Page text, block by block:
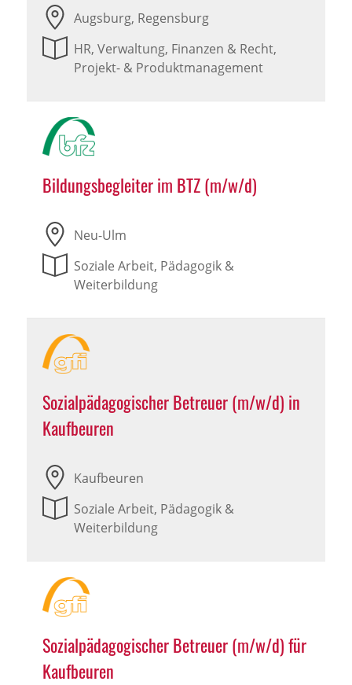
Augsburg, Regensburg
HR, Verwaltung, Finanzen & Recht,
Projekt- & Produktmanagement
Bildungsbegleiter im BTZ (m/w/d)
Neu-Ulm
Soziale Arbeit, Pädagogik &
Weiterbildung
Sozialpädagogischer Betreuer (m/w/d) in
Kaufbeuren
Kaufbeuren
Soziale Arbeit, Pädagogik &
Weiterbildung
Sozialpädagogischer Betreuer (m/w/d) für
Kaufbeuren